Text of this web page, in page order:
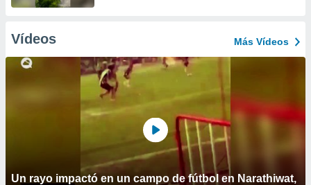
Vídeos Más Vídeos
Un rayo impactó en un campo de fútbol en Narathiwat,